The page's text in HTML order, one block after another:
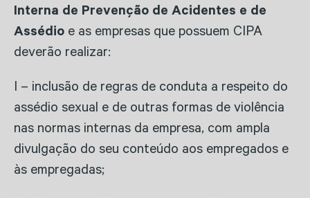
Interna de Prevenção de Acidentes e de
Assédio e as empresas que possuem CIPA
deverão realizar:
I – inclusão de regras de conduta a respeito do
assédio sexual e de outras formas de violência
nas normas internas da empresa, com ampla
divulgação do seu conteúdo aos empregados e
às empregadas;